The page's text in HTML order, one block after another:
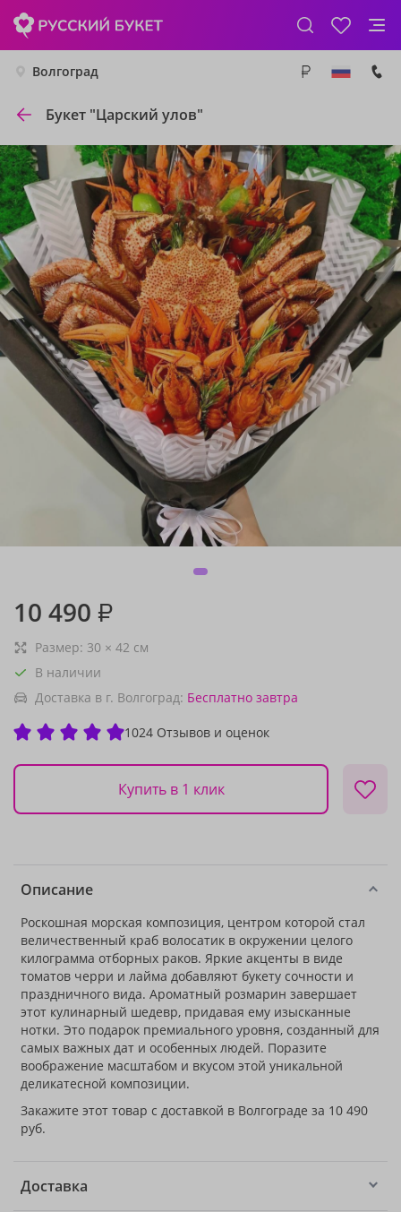
Волгоград
Букет "Царский улов"
10 490 ₽
Размер: 30 × 42 см
В наличии
Доставка в г. Волгоград: Бесплатно завтра
1024 Отзывов и оценок
Купить в 1 клик
Описание
Роскошная морская композиция, центром которой стал
величественный краб волосатик в окружении целого
килограмма отборных раков. Яркие акценты в виде
томатов черри и лайма добавляют букету сочности и
праздничного вида. Ароматный розмарин завершает
этот кулинарный шедевр, придавая ему изысканные
нотки. Это подарок премиального уровня, созданный для
самых важных дат и особенных людей. Поразите
воображение масштабом и вкусом этой уникальной
деликатесной композиции.
Закажите этот товар с доставкой в Волгограде за 10 490
руб.
Доставка